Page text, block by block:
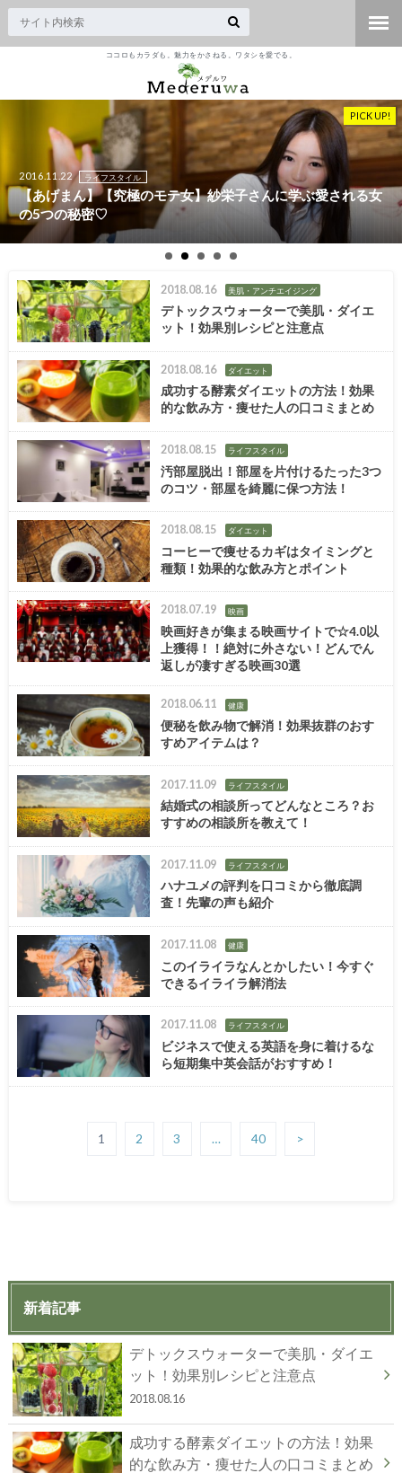
ココロもカラダも。魅力をかさねる。ワタシを愛でる。
PICK UP!
2016.11.22 ライフスタイル
【あげまん】【究極のモテ女】紗栄子さんに学ぶ愛される女
の5つの秘密♡
2018.08.16 美肌・アンチエイジング
デトックスウォーターで美肌・ダイエ
ット！効果別レシピと注意点
2018.08.16 ダイエット
成功する酵素ダイエットの方法！効果
的な飲み方・痩せた人の口コミまとめ
2018.08.15 ライフスタイル
汚部屋脱出！部屋を片付けるたった3つ
のコツ・部屋を綺麗に保つ方法！
2018.08.15 ダイエット
コーヒーで痩せるカギはタイミングと
種類！効果的な飲み方とポイント
2018.07.19 映画
映画好きが集まる映画サイトで☆4.0以
上獲得！！絶対に外さない！どんでん
返しが凄すぎる映画30選
2018.06.11 健康
便秘を飲み物で解消！効果抜群のおす
すめアイテムは？
2017.11.09 ライフスタイル
結婚式の相談所ってどんなところ？お
すすめの相談所を教えて！
2017.11.09 ライフスタイル
ハナユメの評判を口コミから徹底調
査！先輩の声も紹介
2017.11.08 健康
このイライラなんとかしたい！今すぐ
できるイライラ解消法
2017.11.08 ライフスタイル
ビジネスで使える英語を身に着けるな
ら短期集中英会話がおすすめ！
1 2 3 … 40 >
新着記事
デトックスウォーターで美肌・ダイエ
ット！効果別レシピと注意点
2018.08.16
成功する酵素ダイエットの方法！効果
的な飲み方・痩せた人の口コミまとめ